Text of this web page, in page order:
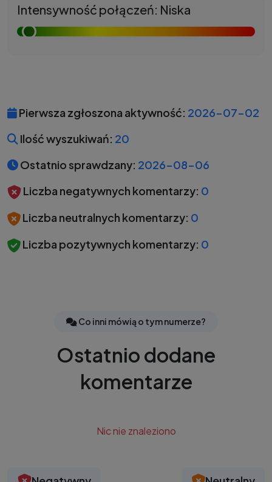
Intensywność połączeń: Niska
Pierwsza zgłoszona aktywność: 2026-07-02
Ilość wyszukiwań: 20
Ostatnio sprawdzany: 2026-08-06
Liczba negatywnych komentarzy: 0
Liczba neutralnych komentarzy: 0
Liczba pozytywnych komentarzy: 0
Co inni mówią o tym numerze?
Ostatnio dodane
komentarze
Nic nie znaleziono